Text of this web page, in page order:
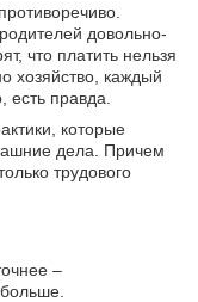
довольно-
что платить нельзя
хозяйство, каждый
есть правда.
которые
дела. Причем
трудового
–